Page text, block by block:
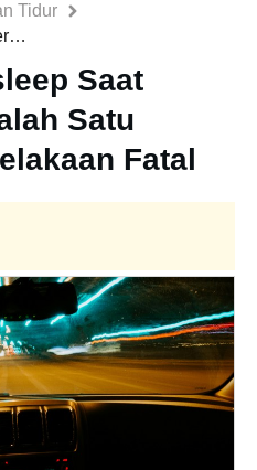
Tidur
Bahaya Microsleep Saat Berkendara, Salah Satu Penyebab Kecelakaan Fatal
Saat
Satu
Fatal